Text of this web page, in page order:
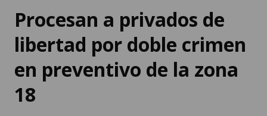
Procesan a privados de
libertad por doble crimen
en preventivo de la zona
18